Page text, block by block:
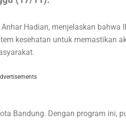
Hadian, menjelaskan bahwa
kesehatan untuk memastikan
Bandung. Dengan program ini,